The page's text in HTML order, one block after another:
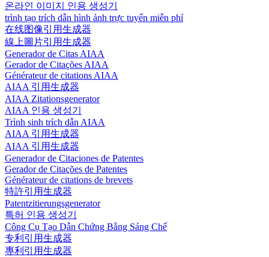
온라인 이미지 인용 생성기
trình tạo trích dẫn hình ảnh trực tuyến miễn phí
在线图像引用生成器
線上圖片引用生成器
Generador de Citas AIAA
Gerador de Citações AIAA
Générateur de citations AIAA
AIAA 引用生成器
AIAA Zitationsgenerator
AIAA 인용 생성기
Trình sinh trích dẫn AIAA
AIAA 引用生成器
AIAA 引用生成器
Generador de Citaciones de Patentes
Gerador de Citações de Patentes
Générateur de citations de brevets
特許引用生成器
Patentzitierungsgenerator
특허 인용 생성기
Công Cụ Tạo Dẫn Chứng Bằng Sáng Chế
专利引用生成器
專利引用生成器